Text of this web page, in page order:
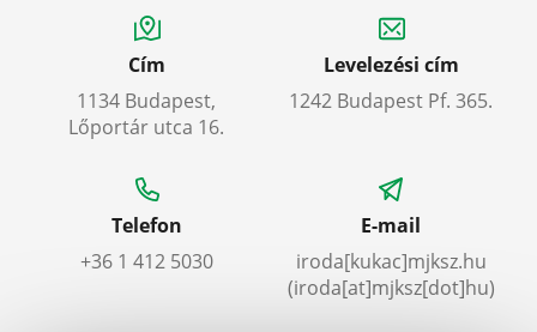
Cím
1134 Budapest,
Lőportár utca 16.
Levelezési cím
1242 Budapest Pf. 365.
Telefon
+36 1 412 5030
E-mail
iroda[kukac]mjksz.hu
(iroda[at]mjksz[dot]hu)